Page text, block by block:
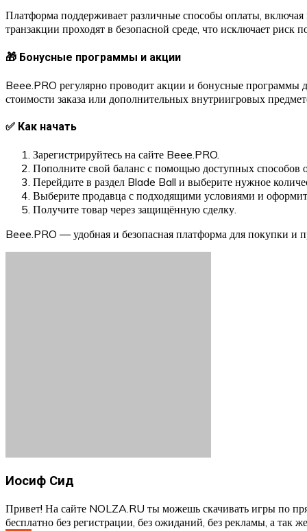
Платформа поддерживает различные способы оплаты,
транзакции проходят в безопасной среде, что исключает риск
🎁 Бонусные программы и акции
Beee.PRO регулярно проводит акции и бонусные программы
стоимости заказа или дополнительных внутриигровых
✅ Как начать
Зарегистрируйтесь на сайте Beee.PRO.
Пополните свой баланс с помощью доступных способов
Перейдите в раздел Blade Ball и выберите нужное
Выберите продавца с подходящими условиями и
Получите товар через защищённую сделку.
Beee.PRO — удобная и безопасная платформа для покупки и
Иосиф Сид
Привет! На сайте NOLZA.RU ты можешь скачивать игры по
бесплатно без регистрации, без ожиданий, без рекламы, а так